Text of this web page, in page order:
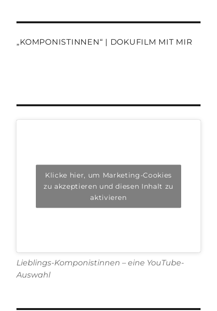
„KOMPONISTINNEN“ | DOKUFILM MIT MIR
Klicke hier, um Marketing-Cookies
zu akzeptieren und diesen Inhalt zu
aktivieren
Lieblings-Komponistinnen – eine YouTube-
Auswahl